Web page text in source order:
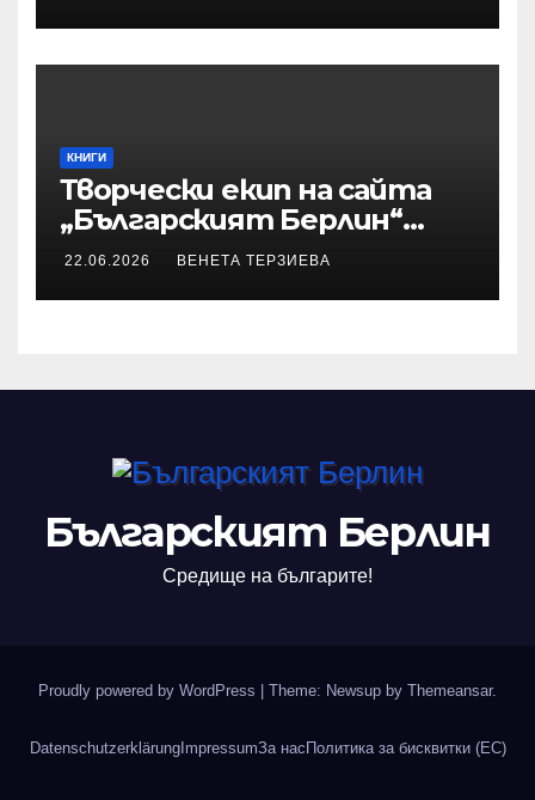
КНИГИ
Творчески екип на сайта
„Българският Берлин“
участва с произведения в
оживява“
22.06.2026 ВЕНЕТА ТЕРЗИЕВА
Българският Берлин
Средище на българите!
Proudly powered by WordPress Theme: Newsup by Themeansar.
DatenschutzerklärungImpressumЗа нас Политика за бисквитки (ЕС)